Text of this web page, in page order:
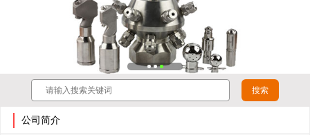
公司简介